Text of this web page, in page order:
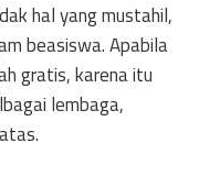
hal yang mustahil,
beasiswa. Apabila
gratis, karena itu
lembaga,